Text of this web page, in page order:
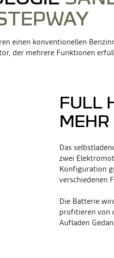
einen konventionellen
der mehrere Funktionen
FULL
Das
zwei
Konfiguration
verschiedenen
Die Batterie
profitieren von
Aufladen